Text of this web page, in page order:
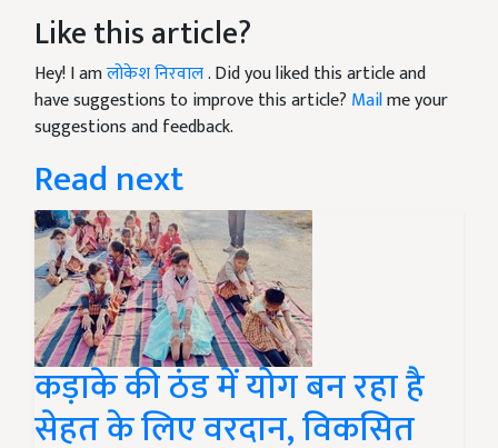
Like this article?
Hey! I amलोकेश निरवाल. Did you liked this article and
have suggestions to improve this article? Mailme your
suggestions and feedback.
Read next
कड़ाके की ठंड में योग बन रहा है
सेहत के लिए वरदान, विकसित